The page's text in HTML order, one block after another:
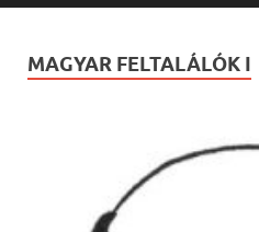
MAGYAR FELTALÁLÓK I